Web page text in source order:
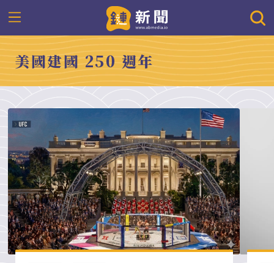
美國建國 250 週年